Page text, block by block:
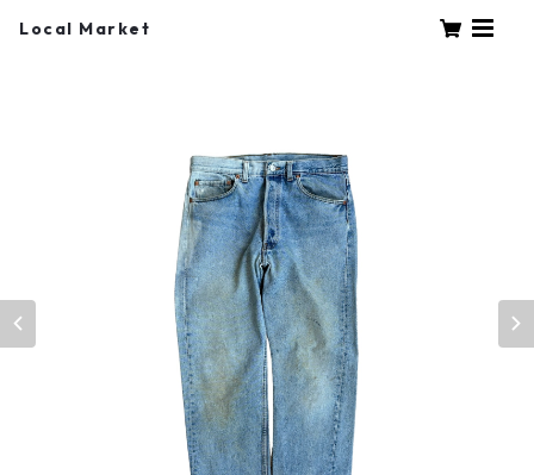
Local Market